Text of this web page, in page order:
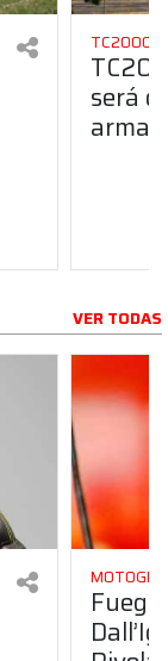
TC2000
será
VER TODAS
MOTOGP